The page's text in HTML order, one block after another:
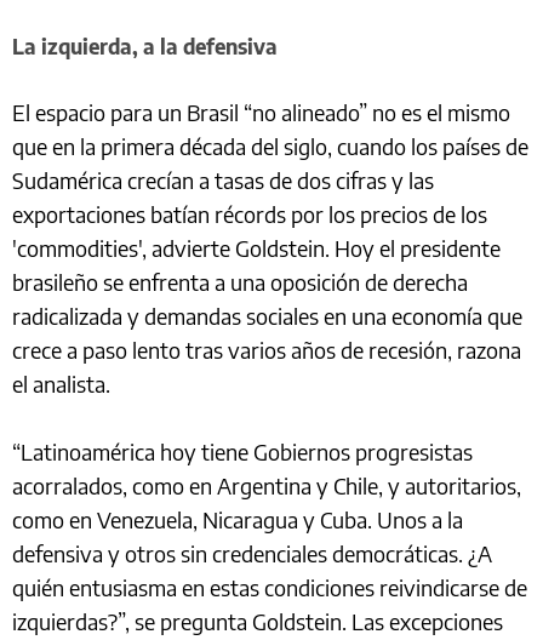
La izquierda, a la defensiva
El espacio para un Brasil “no alineado” no es el mismo
que en la primera década del siglo, cuando los países de
Sudamérica crecían a tasas de dos cifras y las
exportaciones batían récords por los precios de los
'commodities', advierte Goldstein. Hoy el presidente
brasileño se enfrenta a una oposición de derecha
radicalizada y demandas sociales en una economía que
crece a paso lento tras varios años de recesión, razona
el analista.
“Latinoamérica hoy tiene Gobiernos progresistas
acorralados, como en Argentina y Chile, y autoritarios,
como en Venezuela, Nicaragua y Cuba. Unos a la
defensiva y otros sin credenciales democráticas. ¿A
quién entusiasma en estas condiciones reivindicarse de
izquierdas?”, se pregunta Goldstein. Las excepciones